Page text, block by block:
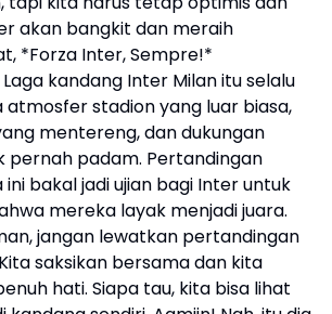
akan bangkit dan meraih
*Forza Inter, Sempre!*
kandang Inter Milan itu selalu
stadion yang luar biasa,
mentereng, dan dukungan
pernah padam. Pertandingan
bakal jadi ujian bagi Inter untuk
mereka layak menjadi juara.
jangan lewatkan pertandingan
saksikan bersama dan kita
hati. Siapa tau, kita bisa lihat